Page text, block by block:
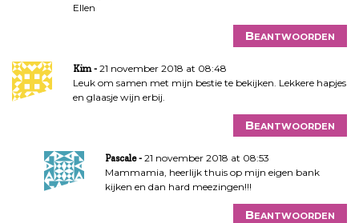
Ellen
Beantwoorden
Kim
21 november 2018 at 08:48
Leuk om samen met mijn bestie te bekijken. Lekkere hapjes
en glaasje wijn erbij.
Beantwoorden
Pascale
21 november 2018 at 08:53
Mammamia, heerlijk thuis op mijn eigen bank
kijken en dan hard meezingen!!!
Beantwoorden